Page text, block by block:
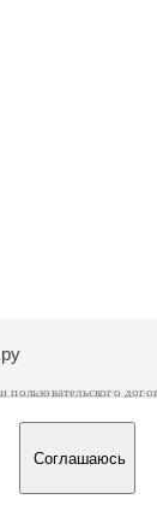
Соглашаюсь
пользовательского
вы можете
Федерации. Данные
связаться с
по данным счетчика